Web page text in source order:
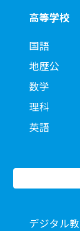
高等学校
国語
地歴公
数学
理科
英語
デジタル